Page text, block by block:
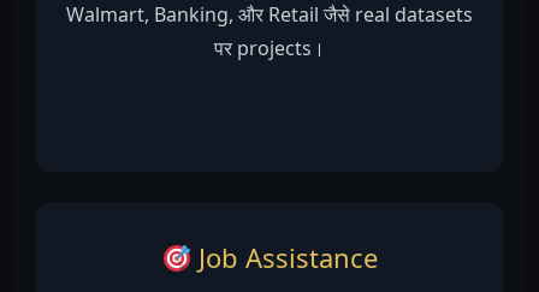
Walmart, Banking, और Retail जैसे real datasets
पर projects।
Job Assistance